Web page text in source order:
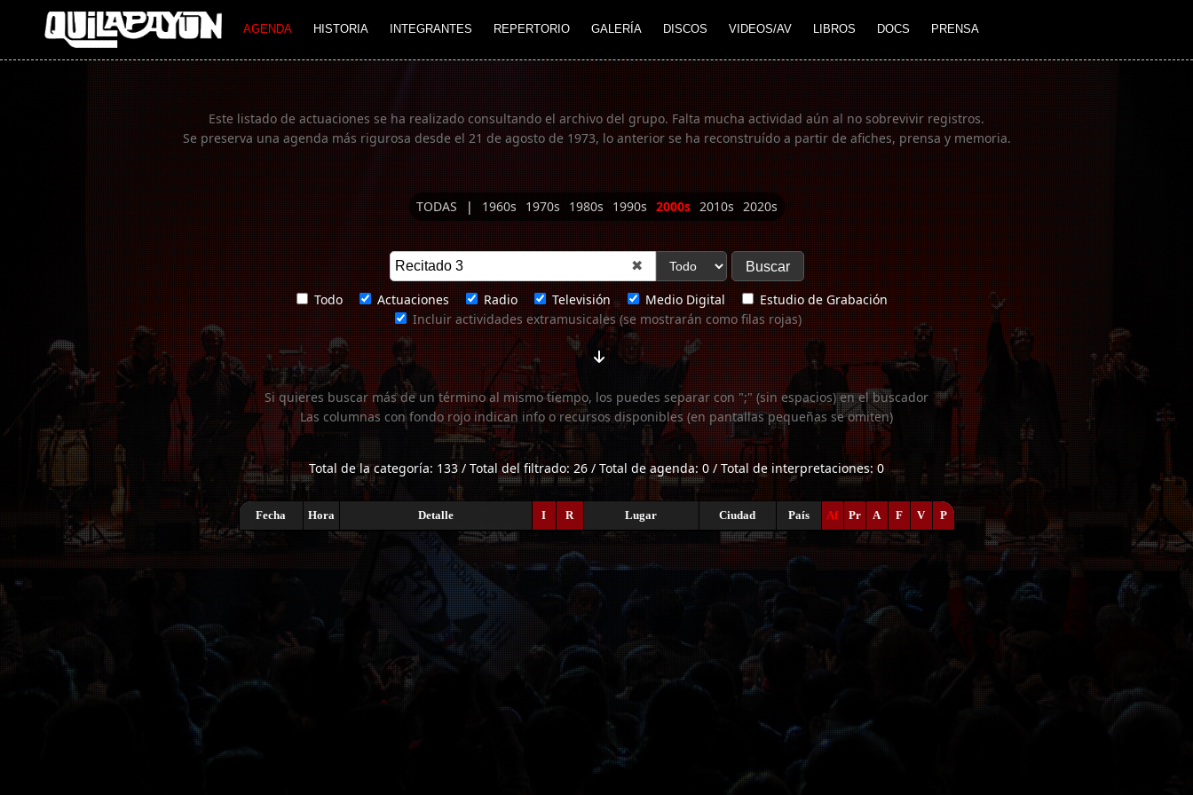
AGENDA HISTORIA INTEGRANTES REPERTORIO GALERÍA DISCOS VIDEOS/AV LIBROS DOCS PRENSA
Imagen 01
Este listado de actuaciones se ha realizado consultando el archivo del grupo. Falta mucha actividad aún al no sobrevivir registros.
Se preserva una agenda más rigurosa desde el 21 de agosto de 1973, lo anterior se ha reconstruído a partir de afiches, prensa y memoria.
TODAS | 1960s 1970s 1980s 1990s 2000s 2010s 2020s
✖
Todo Actuaciones Radio Televisión Medio Digital
Estudio de Grabación
Incluir actividades extramusicales (se mostrarán como filas rojas)
Si quieres buscar más de un término al mismo tiempo, los puedes separar con ";" (sin espacios) en el buscador
Las columnas con fondo rojo indican info o recursos disponibles (en pantallas pequeñas se omiten)
Total de la categoría: 133 / Total del filtrado: 26 / Total de agenda: 0 / Total de interpretaciones: 0
Fecha Hora Detalle I R Lugar Ciudad País Af Pr A F V P